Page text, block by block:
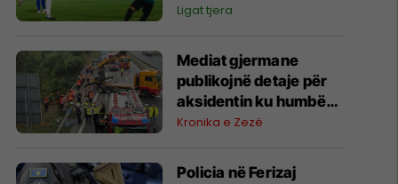
Konferencës
Ligat tjera
Mediat gjermane
publikojnë detaje për
aksidentin ku humbën
jetën tre mërgimtarë
Ferizajt
Kronika e Zezë
Policia në Ferizaj